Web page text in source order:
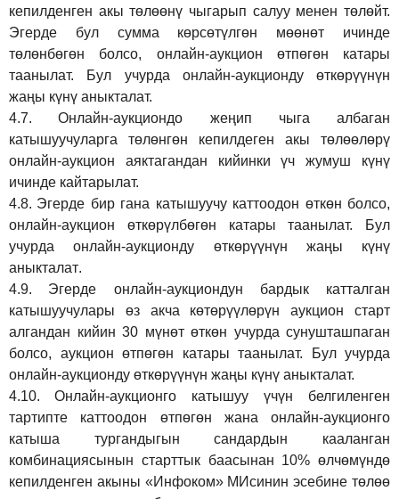
кепилденген акы төлөөнү чыгарып салуу менен төлөйт.
Эгерде бул сумма көрсөтүлгөн мөөнөт ичинде
төлөнбөгөн болсо, онлайн-аукцион өтпөгөн катары
таанылат. Бул учурда онлайн-аукционду өткөрүүнүн
жаңы күнү аныкталат.
4.7.
Онлайн-аукциондо жеңип чыга албаган
катышуучуларга төлөнгөн кепилдеген акы төлөөлөрү
онлайн-аукцион аяктагандан кийинки үч жумуш күнү
ичинде кайтарылат.
4.8. Эгерде бир гана катышуучу каттоодон өткөн болсо,
онлайн-аукцион өткөрүлбөгөн катары таанылат.
Бул
учурда онлайн-аукционду өткөрүүнүн жаңы күнү
аныкталат.
4.9.
Эгерде онлайн-аукциондун бардык катталган
катышуучулары өз акча көтөрүүлөрүн аукцион старт
алгандан кийин 30 мүнөт өткөн учурда сунушташпаган
болсо, аукцион өтпөгөн катары таанылат. Бул учурда
онлайн-аукционду өткөрүүнүн жаңы күнү аныкталат.
4.10.
Онлайн-аукционго катышуу үчүн белгиленген
тартипте каттоодон өтпөгөн жана онлайн-аукционго
катыша тургандыгын сандардын кааланган
комбинациясынын старттык баасынан 10% өлчөмүндө
кепилденген акыны «Инфоком» МИсинин эсебине төлөө